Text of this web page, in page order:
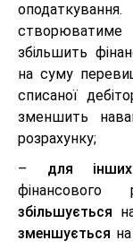
збільшить
на суму
списаної
зменшить
розрахунку;
– для інших
фінансового
збільшується
зменшується